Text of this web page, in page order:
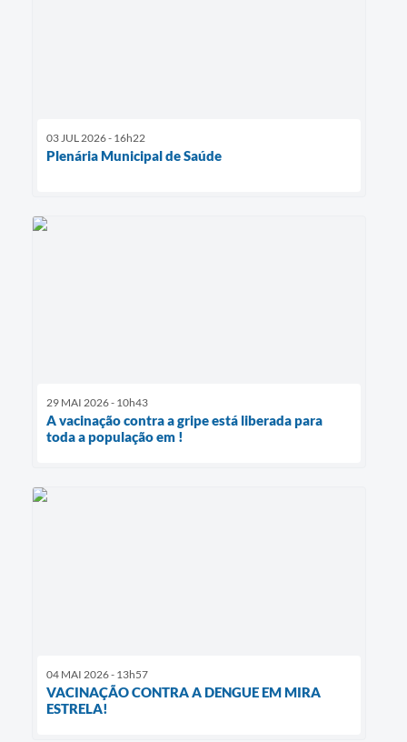
03 JUL 2026 - 16h22
Plenária Municipal de Saúde
29 MAI 2026 - 10h43
A vacinação contra a gripe está liberada para
toda a população em !
04 MAI 2026 - 13h57
VACINAÇÃO CONTRA A DENGUE EM MIRA
ESTRELA!